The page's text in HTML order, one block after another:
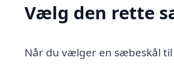
Vælg den rette
Når du vælger en sæbeskål